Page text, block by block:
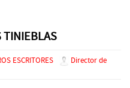
TINIEBLAS
ESCRITORES
Director de